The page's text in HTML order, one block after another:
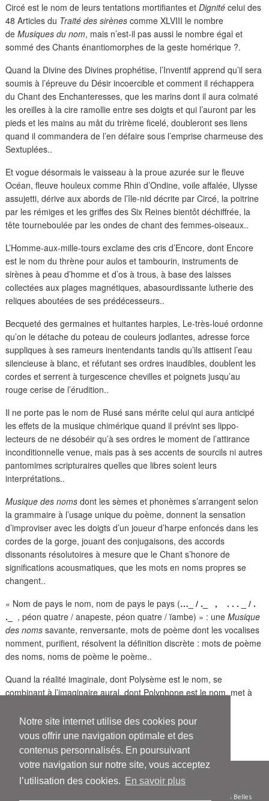
Notre site internet utilise des cookies pour
vous offrir une navigation optimale et des
contenus personnalisés. En poursuivant
votre navigation sur notre site, vous acceptez
l’utilisation des cookies.
En savoir plus
Circé est le nom de leurs tentations mortifiantes et Dignitécelui des
48 Articles du Traité des sirènescomme XLVIII le nombre
de Musiques du nom, mais n’est-il pas aussi le nombre égal et
sommé des Chants énantiomorphes de la geste homérique ?.
Quand la Divine des Divines prophétise, l’Inventif apprend qu’il sera
soumis à l’épreuve du Désir incoercible et comment il réchappera
du Chant des Enchanteresses, que les marins dont il aura colmaté
les oreilles à la cire ramollie entre ses doigts et qui l’auront par les
pieds et les mains au mât du trirème ficelé, doubleront ses liens
quand il commandera de l’en défaire sous l’emprise charmeuse des
Sextuplées..
Et vogue désormais le vaisseau à la proue azurée sur le fleuve
Océan, fleuve houleux comme Rhin d’Ondine, voile affalée, Ulysse
assujetti, dérive aux abords de l’île-nid décrite par Circé, la poitrine
par les rémiges et les griffes des Six Reines bientôt déchiffrée, la
tête tourneboulée par les ondes de chant des femmes-oiseaux..
L’Homme-aux-mille-tours exclame des cris d’Encore, dont Encore
est le nom du thrène pour aulos et tambourin, instruments de
sirènes à peau d’homme et d’os à trous, à base des laisses
collectées aux plages magnétiques, abasourdissante lutherie des
reliques aboutées de ses prédécesseurs..
Becqueté des germaines et huitantes harpies, Le-très-loué ordonne
qu’on le détache du poteau de couleurs jodlantes, adresse force
suppliques à ses rameurs inentendants tandis qu’ils attisent l’eau
silencieuse à blanc, et réfutant ses ordres inaudibles, doublent les
cordes et serrent à turgescence chevilles et poignets jusqu’au
rouge cerise de l’érudition..
Il ne porte pas le nom de Rusé sans mérite celui qui aura anticipé
les effets de la musique chimérique quand il prévint ses lippo-
lecteurs de ne désobéir qu’à ses ordres le moment de l’attirance
inconditionnelle venue, mais pas à ses accents de sourcils ni autres
pantomimes scripturaires quelles que libres soient leurs
interprétations..
Musique des nomsdont les sèmes et phonèmes s’arrangent selon
la grammaire à l’usage unique du poème, donnent la sensation
d’improviser avec les doigts d’un joueur d’harpe enfoncés dans les
cordes de la gorge, jouant des conjugaisons, des accords
dissonants résolutoires à mesure que le Chant s’honore de
significations acousmatiques, que les mots en noms propres se
changent..
« Nom de pays le nom, nom de pays le pays (…_ / ._ , . . . _ / .
._
, péon quatre / anapeste, péon quatre / ïambe) » : une Musique
des noms savante, renversante, mots de poème dont les vocalises
nomment, purifient, résolvent la définition discrète : mots de poème
des noms, noms de poème le poème..
Quand la réalité imaginale, dont Polysème est le nom, se
combinant à l’imaginaire aural, dont Polyphone est le nom, met à
Par Christian Désagulier
© Le Bruit du temps - Siren 504 585 332 - Diffusion/distribution : Les Belles